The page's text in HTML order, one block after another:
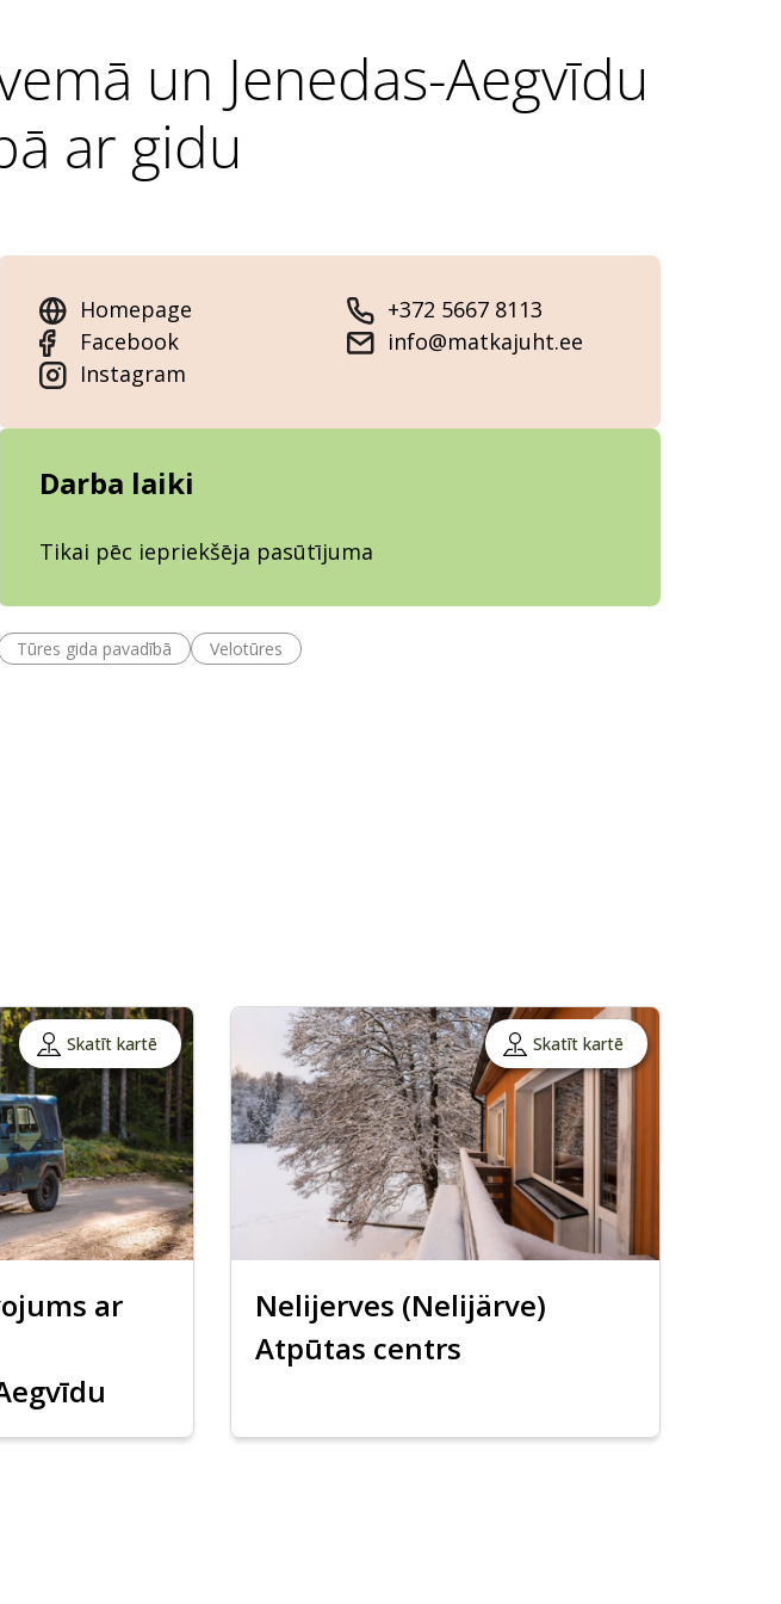
un Jenedas-Aegvīdu
ar gidu
Homepage
Facebook
Instagram
+372 5667 8113
info@matkajuht.ee
Darba laiki
Tikai pēc iepriekšēja pasūtījuma
Tūres gida pavadībā Velotūres
Skatīt kartē
ar
Skatīt kartē
Nelijerves (Nelijärve)
Atpūtas centrs